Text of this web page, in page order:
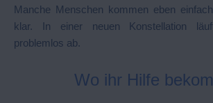
Manche Menschen kommen eben
klar. In einer neuen Konstellation
problemlos ab.
Wo ihr Hilfe